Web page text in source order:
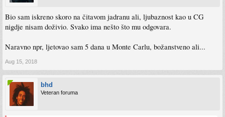
Bio sam iskreno skoro na čitavom jadranu ali, ljubaznost kao u CG
nigdje nisam doživio. Svako ima nešto što mu odgovara.
Naravno npr, ljetovao sam 5 dana u Monte Carlu, božanstveno ali...
Aug 15, 2018
bhd
Veteran foruma